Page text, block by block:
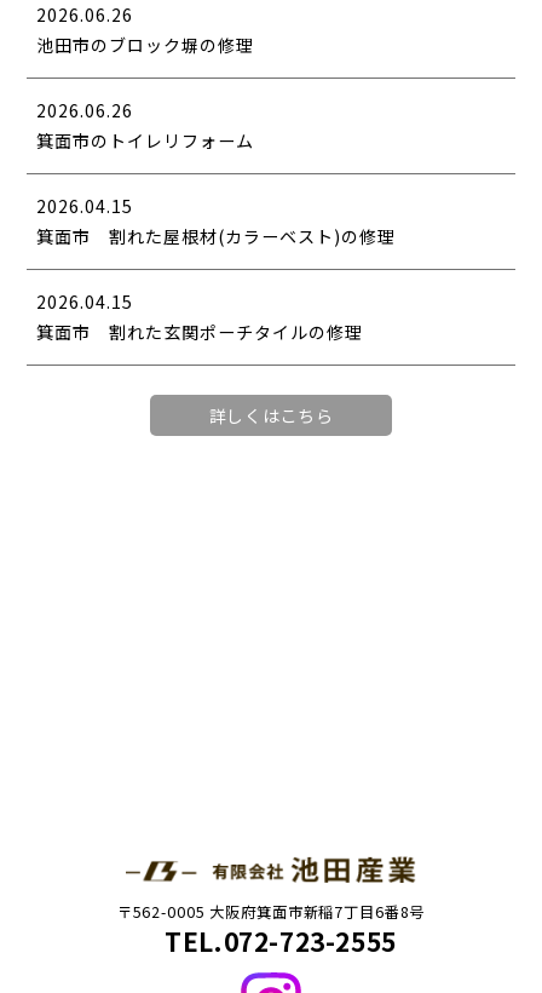
2026.06.26
池田市のブロック塀の修理
2026.06.26
箕面市のトイレリフォーム
2026.04.15
箕面市 割れた屋根材(カラーベスト)の修理
2026.04.15
箕面市 割れた玄関ポーチタイルの修理
詳しくはこちら
〒562-0005 大阪府箕面市新稲7丁目6番8号
TEL.072-723-2555